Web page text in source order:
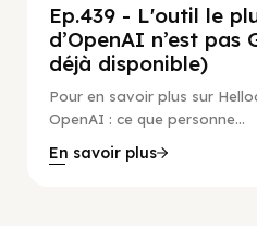
Ep.439 - L'outil le
d’OpenAI n’est pas
déjà disponible)
Pour en savoir plus sur
OpenAI : ce que personne...
En savoir plus